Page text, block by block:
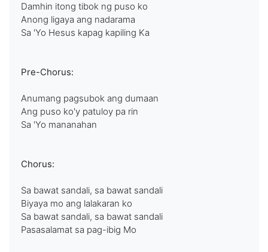
Damhin itong tibok ng puso ko
Anong ligaya ang nadarama
Sa 'Yo Hesus kapag kapiling Ka
Pre-Chorus:
Anumang pagsubok ang dumaan
Ang puso ko'y patuloy pa rin
Sa 'Yo mananahan
Chorus:
Sa bawat sandali, sa bawat sandali
Biyaya mo ang lalakaran ko
Sa bawat sandali, sa bawat sandali
Pasasalamat sa pag-ibig Mo